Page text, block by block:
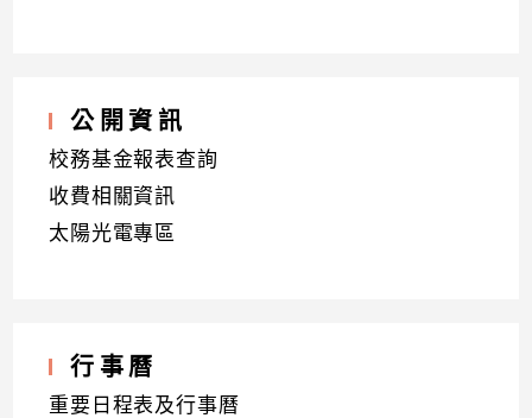
公開資訊
校務基金報表查詢
收費相關資訊
太陽光電專區
行事曆
重要日程表及行事曆